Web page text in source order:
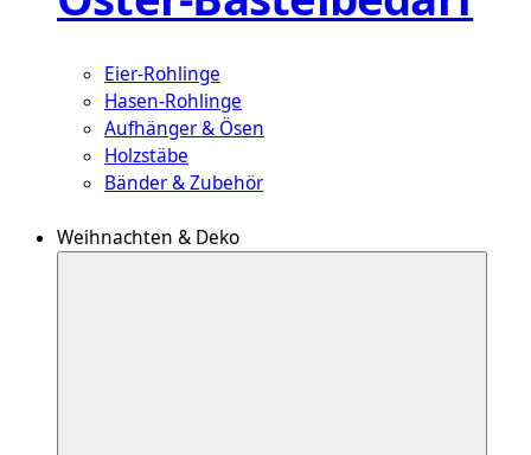
Eier-Rohlinge
Hasen-Rohlinge
Aufhänger & Ösen
Holzstäbe
Bänder & Zubehör
Weihnachten & Deko